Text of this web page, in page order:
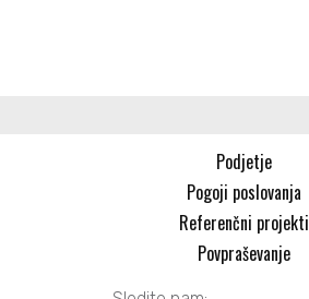
Podjetje
Pogoji poslovanja
Referenčni projekti
Povpraševanje